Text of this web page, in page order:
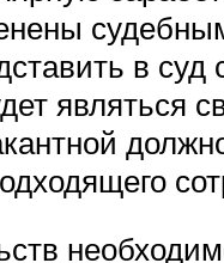
в суд
являться